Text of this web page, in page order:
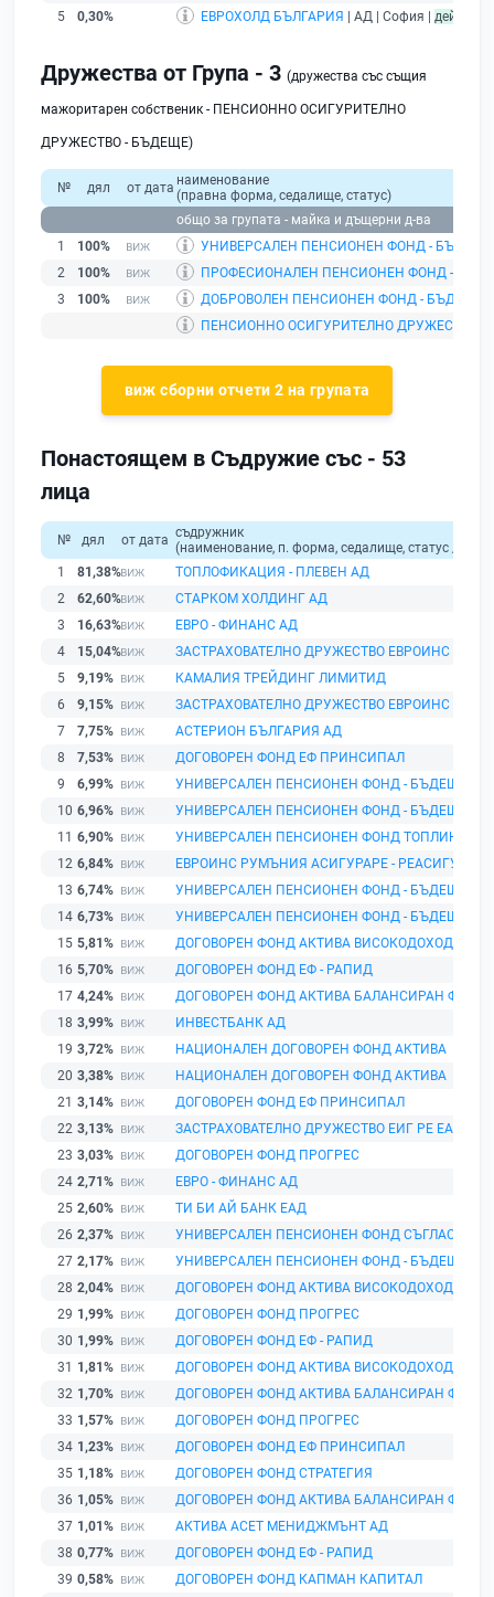
5
0,30% ЕВРОХОЛД БЪЛГАРИЯ | АД | София |
Дружества от Група - 3 (дружества със същия
мажоритарен собственик - ПЕНСИОННО ОСИГУРИТЕЛНО
ДРУЖЕСТВО - БЪДЕЩЕ)
№ дял от дата наименование
(правна форма, седалище, статус)
общо за групата - майка и дъщерни д-ва
1
100% УНИВЕРСАЛЕН ПЕНСИОНЕН ФОНД - БЪДЕЩЕ
2
100%
ПРОФЕСИОНАЛЕН ПЕНСИОНЕН ФОНД -
3
100% ДОБРОВОЛЕН ПЕНСИОНЕН ФОНД - БЪДЕЩЕ
ПЕНСИОННО ОСИГУРИТЕЛНО ДРУЖЕСТВО -
виж сборни отчети 2 на групата
Понастоящем в Съдружие със - 53
лица
№ дял от дата съдружник
(наименование, п. форма, седалище, статус /
1
81,38%
ТОПЛОФИКАЦИЯ - ПЛЕВЕН АД
2
62,60%
СТАРКОМ ХОЛДИНГ АД
3
16,63%
ЕВРО - ФИНАНС АД
4
15,04%
ЗАСТРАХОВАТЕЛНО ДРУЖЕСТВО ЕВРОИНС
5
9,19%
КАМАЛИЯ ТРЕЙДИНГ ЛИМИТИД
6
9,15%
ЗАСТРАХОВАТЕЛНО ДРУЖЕСТВО ЕВРОИНС
7
7,75%
АСТЕРИОН БЪЛГАРИЯ АД
8
7,53%
ДОГОВОРЕН ФОНД ЕФ ПРИНСИПАЛ
9
6,99%
УНИВЕРСАЛЕН ПЕНСИОНЕН ФОНД - БЪДЕЩЕ
10 6,96%
УНИВЕРСАЛЕН ПЕНСИОНЕН ФОНД - БЪДЕЩЕ
11 6,90%
УНИВЕРСАЛЕН ПЕНСИОНЕН ФОНД ТОПЛИНА
12 6,84%
ЕВРОИНС РУМЪНИЯ АСИГУРАРЕ - РЕАСИГУРАРЕ
13 6,74%
УНИВЕРСАЛЕН ПЕНСИОНЕН ФОНД - БЪДЕЩЕ
14 6,73%
УНИВЕРСАЛЕН ПЕНСИОНЕН ФОНД - БЪДЕЩЕ
15 5,81%
ДОГОВОРЕН ФОНД АКТИВА ВИСОКОДОХОДЕН
16 5,70%
ДОГОВОРЕН ФОНД ЕФ - РАПИД
17 4,24%
ДОГОВОРЕН ФОНД АКТИВА БАЛАНСИРАН ФОНД
18 3,99%
ИНВЕСТБАНК АД
19 3,72%
НАЦИОНАЛЕН ДОГОВОРЕН ФОНД АКТИВА
20 3,38%
НАЦИОНАЛЕН ДОГОВОРЕН ФОНД АКТИВА
21 3,14%
ДОГОВОРЕН ФОНД ЕФ ПРИНСИПАЛ
22 3,13%
ЗАСТРАХОВАТЕЛНО ДРУЖЕСТВО ЕИГ РЕ ЕАД
23 3,03%
ДОГОВОРЕН ФОНД ПРОГРЕС
24 2,71%
ЕВРО - ФИНАНС АД
25 2,60%
ТИ БИ АЙ БАНК ЕАД
26 2,37%
УНИВЕРСАЛЕН ПЕНСИОНЕН ФОНД СЪГЛАСИЕ
27 2,17%
УНИВЕРСАЛЕН ПЕНСИОНЕН ФОНД - БЪДЕЩЕ
28 2,04%
ДОГОВОРЕН ФОНД АКТИВА ВИСОКОДОХОДЕН
29 1,99%
ДОГОВОРЕН ФОНД ПРОГРЕС
30 1,99%
ДОГОВОРЕН ФОНД ЕФ - РАПИД
31
1,81%
ДОГОВОРЕН ФОНД АКТИВА ВИСОКОДОХОДЕН
32 1,70%
ДОГОВОРЕН ФОНД АКТИВА БАЛАНСИРАН ФОНД
33 1,57%
ДОГОВОРЕН ФОНД ПРОГРЕС
34 1,23%
ДОГОВОРЕН ФОНД ЕФ ПРИНСИПАЛ
35 1,18%
ДОГОВОРЕН ФОНД СТРАТЕГИЯ
36 1,05%
ДОГОВОРЕН ФОНД АКТИВА БАЛАНСИРАН ФОНД
37 1,01%
АКТИВА АСЕТ МЕНИДЖМЪНТ АД
38 0,77%
ДОГОВОРЕН ФОНД ЕФ - РАПИД
39 0,58%
ДОГОВОРЕН ФОНД КАПМАН КАПИТАЛ